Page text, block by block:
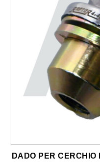
DADO PER CERCHIO